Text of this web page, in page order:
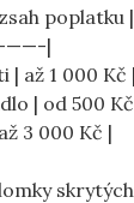
poplatku |
|
| až 1 000 Kč |
| od 500
3 000 Kč |